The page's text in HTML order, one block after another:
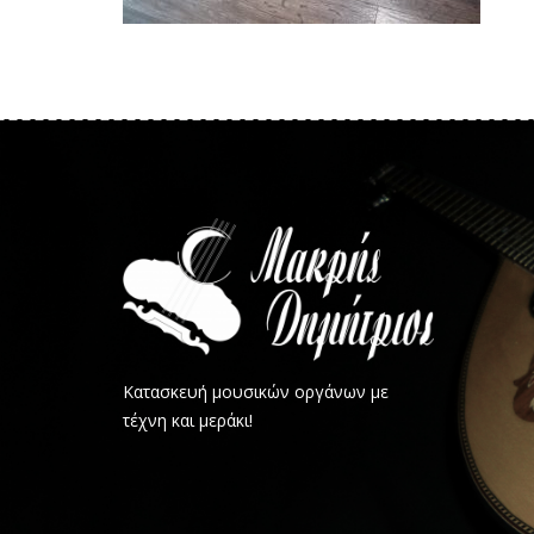
Κατασκευή μουσικών οργάνων με
τέχνη και μεράκι!